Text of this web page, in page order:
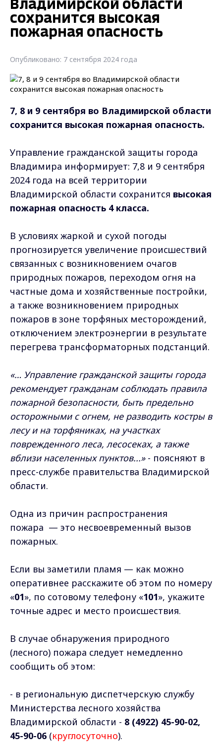
Владимирской области
сохранится высокая
пожарная опасность
Опубликовано: 7 сентября 2024 года
7, 8 и 9 сентября во Владимирской области
сохранится высокая пожарная опасность.
Управление гражданской защиты города
Владимира информирует: 7,8 и 9 сентября
2024 года на всей территории
Владимирской области сохранится высокая
пожарная опасность 4 класса.
В условиях жаркой и сухой погоды
прогнозируется увеличение происшествий
связанных с возникновением очагов
природных пожаров, переходом огня на
частные дома и хозяйственные постройки,
а также возникновением природных
пожаров в зоне торфяных месторождений,
отключением электроэнергии в результате
перегрева трансформаторных подстанций.
«… Управление гражданской защиты города
рекомендует гражданам соблюдать правила
пожарной безопасности, быть предельно
осторожными с огнем, не разводить костры в
лесу и на торфяниках, на участках
поврежденного леса, лесосеках, а также
вблизи населенных пунктов...»- поясняют в
пресс-службе правительства Владимирской
области.
Одна из причин распространения
пожара — это несвоевременный вызов
пожарных.
Если вы заметили пламя — как можно
оперативнее расскажите об этом по номеру
«01», по сотовому телефону «101», укажите
точные адрес и место происшествия.
В случае обнаружения природного
(лесного) пожара следует немедленно
сообщить об этом:
- в региональную диспетчерскую службу
Министерства лесного хозяйства
Владимирской области - 8 (4922) 45-90-02,
45-90-06 (круглосуточно).